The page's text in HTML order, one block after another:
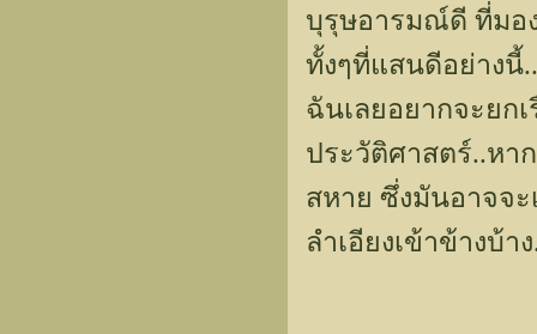
บุรุษอารมณ์ดี ที่มอ
ทั้งๆที่แสนดีอย่างนี้
ฉันเลยอยากจะยก
ประวัติศาสตร์..ห
สหาย ซึ่งมันอาจจะ
ลำเอียงเข้าข้างบ้